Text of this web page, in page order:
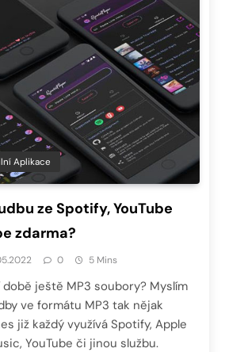
Aplikace
ze Spotify, YouTube
zdarma?
0 5 Mins
ještě MP3 soubory? Myslím
ve formátu MP3 tak nějak
již každý využívá Spotify, Apple
YouTube či jinou službu.